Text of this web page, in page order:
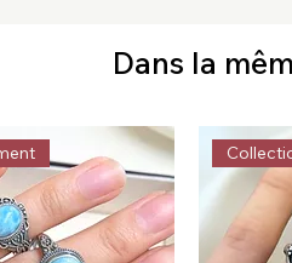
Dans la